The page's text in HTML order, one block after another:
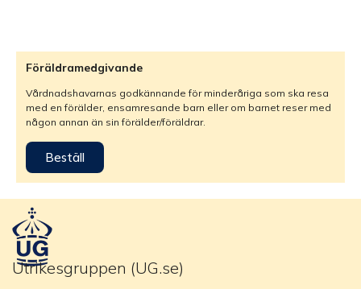
Föräldramedgivande
Vårdnadshavarnas godkännande för minderåriga som ska resa
med en förälder, ensamresande barn eller om barnet reser med
någon annan än sin förälder/föräldrar.
Beställ
Utrikesgruppen (UG.se)